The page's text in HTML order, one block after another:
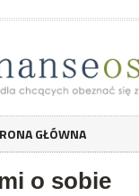
GŁÓWNA
o sobie